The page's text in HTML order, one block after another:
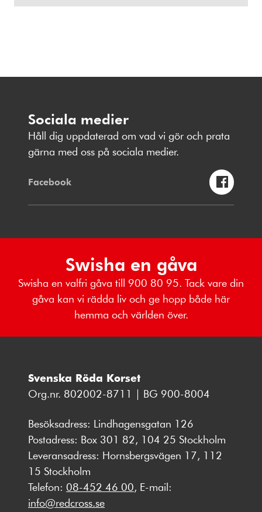
Sociala medier
Håll dig uppdaterad om vad vi gör och prata
gärna med oss på sociala medier.
Facebook
Swisha en gåva
Swisha en valfri gåva till 900 80 95. Tack vare din
gåva kan vi rädda liv och ge hopp både här
hemma och världen över.
Svenska Röda Korset
Org.nr. 802002-8711 | BG 900-8004
Besöksadress: Lindhagensgatan 126
Postadress: Box 301 82, 104 25 Stockholm
Leveransadress: Hornsbergsvägen 17, 112
15 Stockholm
Telefon: 08-452 46 00, E-mail:
info@redcross.se